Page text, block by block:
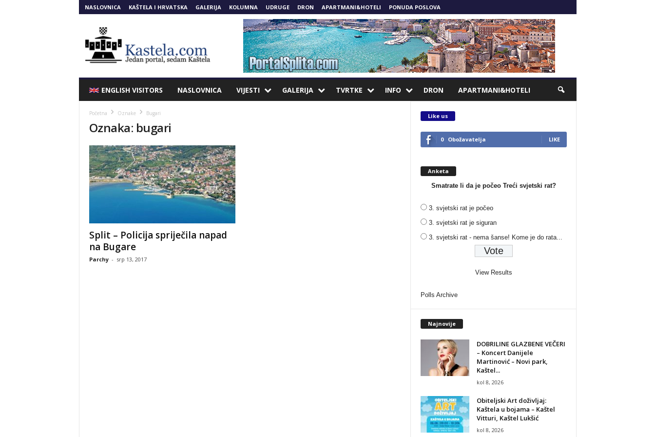
NASLOVNICA KAŠTELA I HRVATSKA GALERIJA KOLUMNA UDRUGE DRON APARTMANI&HOTELI PONUDA POSLOVA
ENGLISH VISITORS NASLOVNICA VIJESTI GALERIJA TVRTKE INFO DRON APARTMANI&HOTELI
Početna Oznake Bugari
Oznaka: bugari
Split – Policija spriječila napad
na Bugare
Parchy - srp 13, 2017
Like us
0 Obožavatelja LIKE
Anketa
Smatrate li da je počeo Treći svjetski rat?
3. svjetski rat je počeo
3. svjetski rat je siguran
3. svjetski rat - nema šanse! Kome je do rata...
View Results
Polls Archive
Najnovije
DOBRILINE GLAZBENE VEČERI
– Koncert Danijele
Martinović – Novi park,
Kaštel...
kol 8, 2026
Obiteljski Art doživljaj:
Kaštela u bojama – Kaštel
Vitturi, Kaštel Lukšić
kol 8, 2026